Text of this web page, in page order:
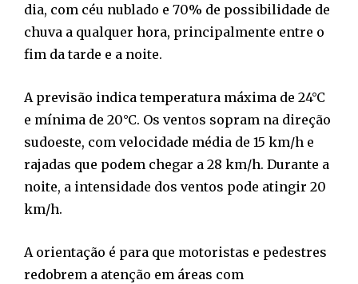
dia, com céu nublado e 70% de possibilidade de
chuva a qualquer hora, principalmente entre o
fim da tarde e a noite.
A previsão indica temperatura máxima de 24°C
e mínima de 20°C. Os ventos sopram na direção
sudoeste, com velocidade média de 15 km/h e
rajadas que podem chegar a 28 km/h. Durante a
noite, a intensidade dos ventos pode atingir 20
km/h.
A orientação é para que motoristas e pedestres
redobrem a atenção em áreas com